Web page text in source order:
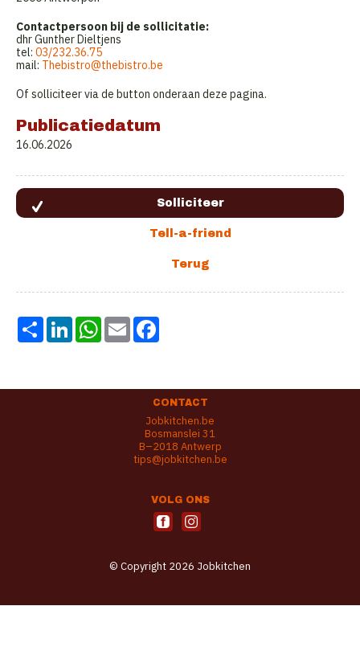
Contactpersoon bij de sollicitatie:
dhr Gunther Dieltjens
tel: 03/232.36.75
mail: Thebistro@thebistro.be
Of solliciteer via de button onderaan deze pagina.
Publicatiedatum
16.06.2026
Share LinkedInWhatsApp
Email
CONTACT
Jobkitchen.be
Bosmanslei 31
B–2018 Antwerp
tips@jobkitchen.be
VOLG ONS
© Copyright 2026 Jobkitchen